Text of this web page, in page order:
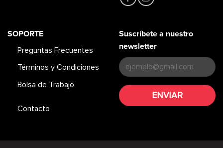
SOPORTE
Preguntas Frecuentes
Términos y Condiciones
Bolsa de Trabajo
Contacto
Suscríbete a nuestro
newsletter